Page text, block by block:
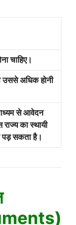
चाहिए।
अधिक होनी
से आवेदन
का स्थायी
पड़ सकता है।